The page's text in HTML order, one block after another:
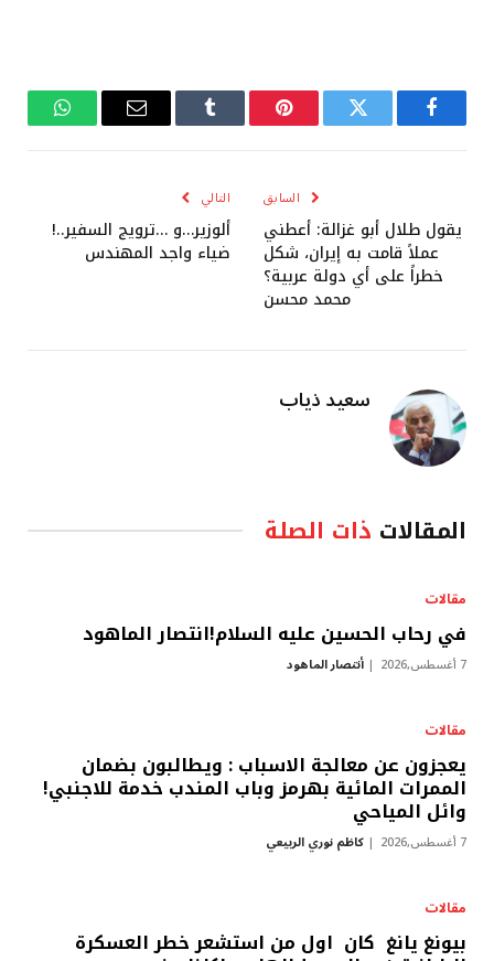
فيسبوك تويتر بينتيريستTumblr
البريد
واتساب
السابق
يقول طلال أبو غزالة: أعطني
عملاً قامت به إيران، شكل
خطراً على أي دولة عربية؟
محمد محسن
التالي
ألوزير…و …ترويج السفير..!
ضياء واجد المهندس
سعيد ذياب
المقالات ذات الصلة
مقالات
في رحاب الحسين عليه السلام!انتصار الماهود
7 أغسطس,2026 أنتصار الماهود
مقالات
يعجزون عن معالجة الاسباب : ويطالبون بضمان
الممرات المائية بهرمز وباب المندب خدمة للاجنبي!
وائل المياحي
7 أغسطس,2026 كاظم نوري الربيعي
مقالات
بيونغ يانغ كان اول من استشعر خطر العسكرة